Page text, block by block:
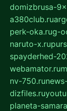
domizbrusa-
a380club.ru
perk-oka.rug-
naruto-x.ru
spayderhed-
webamator.ru
nv-750.ru
dizfiles.ru
planeta-